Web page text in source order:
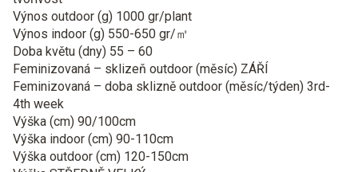
Výnos outdoor (g) 1000 gr/plant
Výnos indoor (g) 550-650 gr/㎡
Doba květu (dny) 55 – 60
Feminizovaná – sklizeň outdoor (měsíc) ZÁŘÍ
Feminizovaná – doba sklizně outdoor (měsíc/týden) 3rd-
4th week
Výška (cm) 90/100cm
Výška indoor (cm) 90-110cm
Výška outdoor (cm) 120-150cm